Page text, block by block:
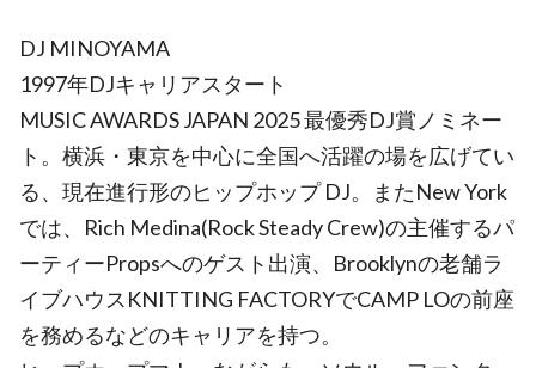
DJ MINOYAMA
1997年DJキャリアスタート
MUSIC AWARDS JAPAN 2025 最優秀DJ賞ノミネー
ト。横浜・東京を中心に全国へ活躍の場を広げてい
る、現在進行形のヒップホップ DJ。またNew York
では、Rich Medina(Rock Steady Crew)の主催するパ
ーティーPropsへのゲスト出演、Brooklynの老舗ラ
イブハウスKNITTING FACTORYでCAMP LOの前座
を務めるなどのキャリアを持つ。